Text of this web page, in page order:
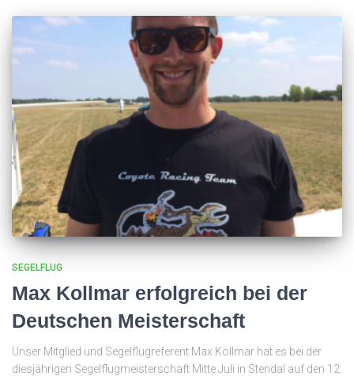
SEGELFLUG
Max Kollmar erfolgreich bei der
Deutschen Meisterschaft
Unser Mitglied und Segelflugreferent Max Kollmar hat es bei der
diesjährigen Segelflugmeisterschaft Mitte Juli in Stendal auf den 12.